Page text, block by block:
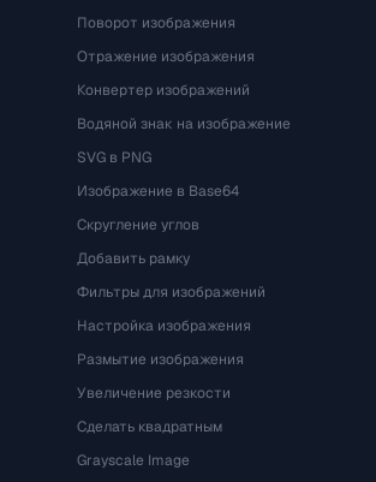
Поворот изображения
Отражение изображения
Конвертер изображений
Водяной знак на изображение
SVG в PNG
Изображение в Base64
Скругление углов
Добавить рамку
Фильтры для изображений
Настройка изображения
Размытие изображения
Увеличение резкости
Сделать квадратным
Grayscale Image